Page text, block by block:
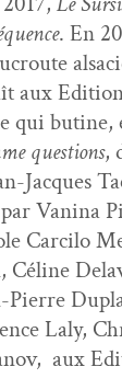
. En
aux
qui butine,
ques­tions,
Jacques
Van­i­na
Car­ci­lo
Céline
Pierre
Laly,
aux